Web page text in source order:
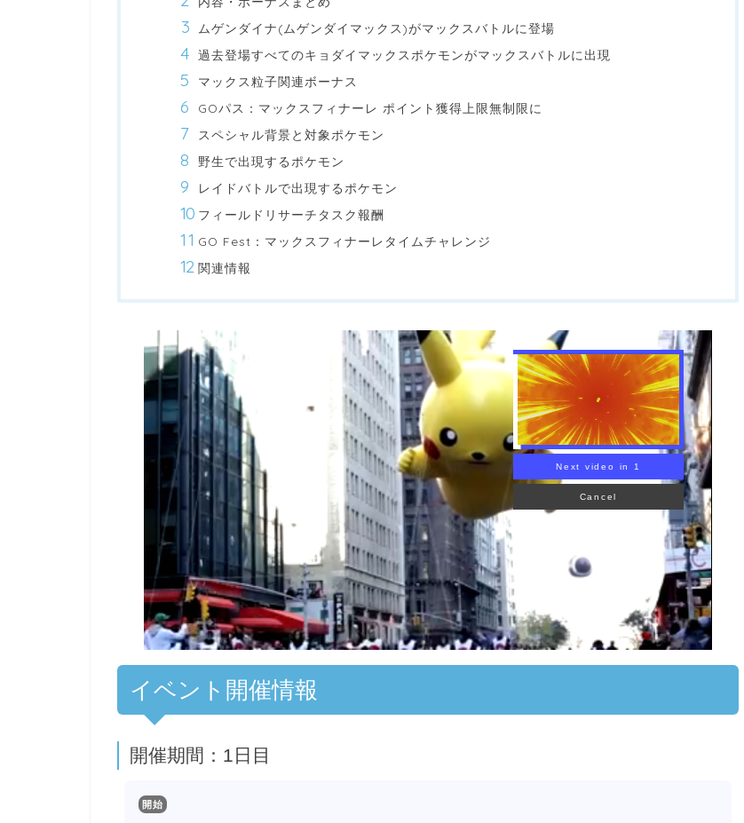
ムゲンダイナ(ムゲンダイマックス)がマックスバトルに登場
過去登場すべてのキョダイマックスポケモンがマックスバトルに出現
マックス粒子関連ボーナス
GOパス：マックスフィナーレ ポイント獲得上限無制限に
スペシャル背景と対象ポケモン
野生で出現するポケモン
レイドバトルで出現するポケモン
フィールドリサーチタスク報酬
GO Fest：マックスフィナーレタイムチャレンジ
関連情報
00:00/01:00 [ TRUVID ] POKEMON
イベント開催情報
開催期間：1日目
開始